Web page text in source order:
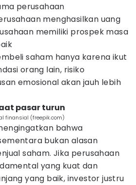
perusahaan
menghasilkan uang
memiliki prospek masa
saham hanya karena ikut
orang lain, risiko
emosional akan jauh lebih
pasar turun
finansial (freepik.com)
bahwa
bukan alasan
saham. Jika perusahaan
yang kuat dan
yang baik, investor justru